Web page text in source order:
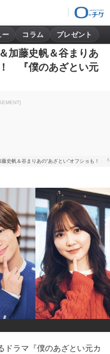
ー コラム プレゼント
加藤史帆＆谷まりあ
！ 『僕のあざとい元
史帆＆谷まりあの“あざとい”オフショも！
ラマ『僕のあざとい元カ